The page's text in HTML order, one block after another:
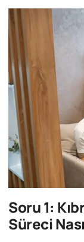
Soru 1:
Süreci